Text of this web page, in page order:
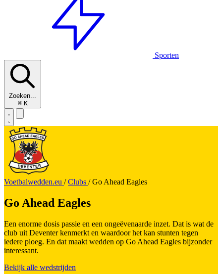
Sporten
Zoeken...
⌘ K
Voetbalwedden.eu / Clubs / Go Ahead Eagles
Go Ahead Eagles
Een enorme dosis passie en een ongeëvenaarde inzet. Dat is wat de
club uit Deventer kenmerkt en waardoor het kan stunten tegen
iedere ploeg. En dat maakt wedden op Go Ahead Eagles bijzonder
interessant.
Bekijk alle wedstrijden